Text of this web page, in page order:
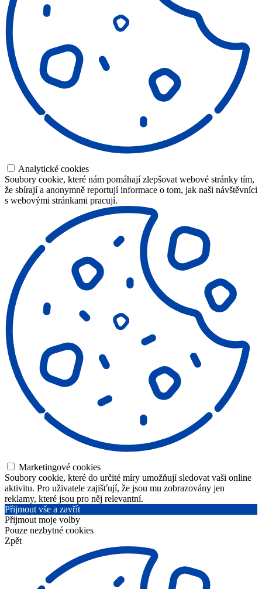
Analytické cookies
Soubory cookie, které nám pomáhají zlepšovat webové stránky tím,
že sbírají a anonymně reportují informace o tom, jak naši návštěvníci
s webovými stránkami pracují.
Marketingové cookies
Soubory cookie, které do určité míry umožňují sledovat vaši online
aktivitu. Pro uživatele zajišťují, že jsou mu zobrazovány jen
reklamy, které jsou pro něj relevantní.
Přijmout vše a zavřít
Přijmout moje volby
Pouze nezbytné cookies
Zpět